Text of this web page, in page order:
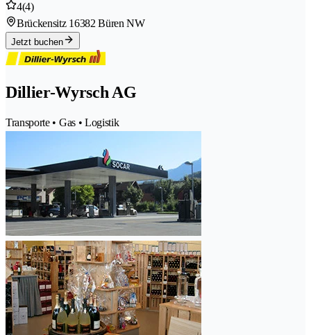
4(4)
Brückensitz 16382 Büren NW
Jetzt buchen
Dillier-Wyrsch AG
Transporte • Gas • Logistik